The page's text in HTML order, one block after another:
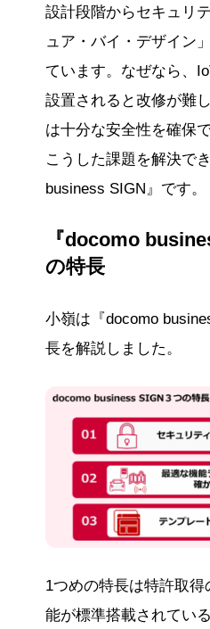
設計段階からセキュリ
ュア・バイ・デザイン
ています。なぜなら、
設置されると改修が難
は十分な安全性を確保
こうした課題を解決で
business SIGN』です。
『docomo
の特長
小嶺は『docomo
長を解説しました。
1つめの特長は特許取
能が標準搭載されてい